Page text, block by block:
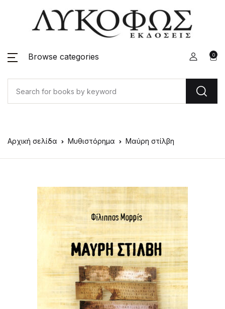
Browse categories 0
Αρχική σελίδα Μυθιστόρημα Μαύρη στίλβη